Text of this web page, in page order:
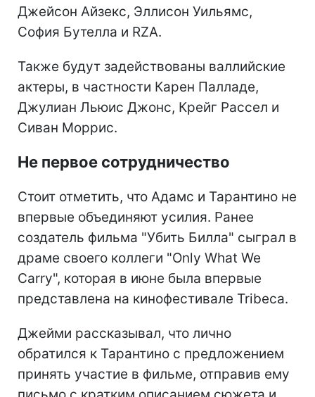
Джейсон Айзекс, Эллисон Уильямс,
София Бутелла и RZA.
Также будут задействованы валлийские
актеры, в частности Карен Палладе,
Джулиан Льюис Джонс, Крейг Рассел и
Сиван Моррис.
Не первое сотрудничество
Стоит отметить, что Адамс и Тарантино не
впервые объединяют усилия. Ранее
создатель фильма "Убить Билла" сыграл в
драме своего коллеги "Only What We
Carry", которая в июне была впервые
представлена на кинофестивале Tribeca.
Джейми рассказывал, что лично
обратился к Тарантино с предложением
принять участие в фильме, отправив ему